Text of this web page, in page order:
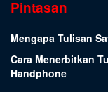
Pintasan
Mengapa Tulisan
Cara Menerbitkan
Handphone